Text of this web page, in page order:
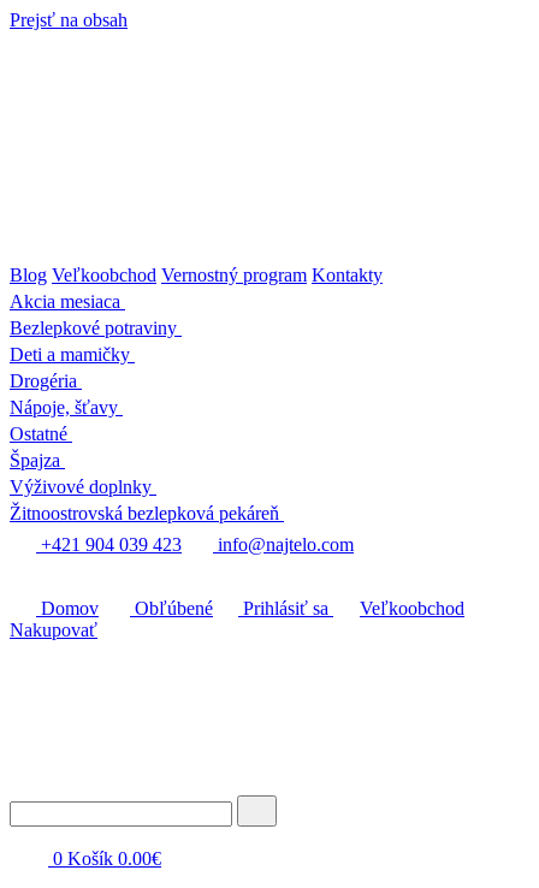
Prejsť na obsah
Blog Veľkoobchod Vernostný program Kontakty
Akcia mesiaca
Bezlepkové potraviny
Deti a mamičky
Drogéria
Nápoje, šťavy
Ostatné
Špajza
Výživové doplnky
Žitnoostrovská bezlepková pekáreň
+421 904 039 423
info@najtelo.com
Domov Obľúbené Prihlásiť sa
Veľkoobchod
Nakupovať
0 Košík 0.00€